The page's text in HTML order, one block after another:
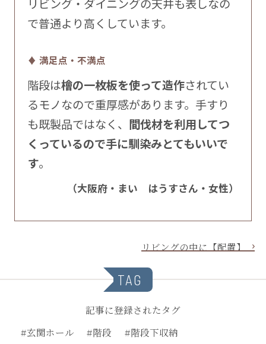
リビング・ダイニングの天井も表しなの
で普通より高くしています。
♦ 満足点・不満点
階段は檜の一枚板を使って造作されてい
るモノなので重厚感があります。手すり
も既製品ではなく、 間伐材を利用してつ
くっているので手に馴染みとてもいいで
す。
（大阪府・まい はうすさん・女性）
リビングの中に【配置】
TAG
記事に登録されたタグ
#玄関ホール
#階段 #階段下収納